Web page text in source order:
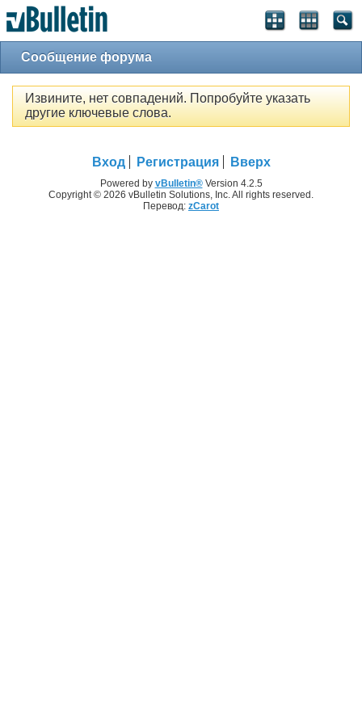
Сообщение форума
Извините, нет совпадений. Попробуйте указать
другие ключевые слова.
Вход Регистрация Вверх
Powered by vBulletin®Version 4.2.5
Copyright © 2026 vBulletin Solutions, Inc. All rights reserved.
Перевод: zCarot